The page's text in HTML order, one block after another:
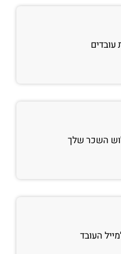
עובדים
השכר שלך
העובד